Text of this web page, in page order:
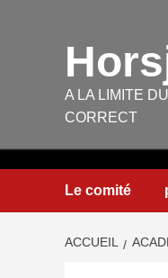
A LA LIMITE
CORRECT
Le comité
ACCUEIL